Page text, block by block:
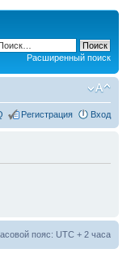
Расширенный поиск
Регистрация Вход
пояс: UTC + 2 часа